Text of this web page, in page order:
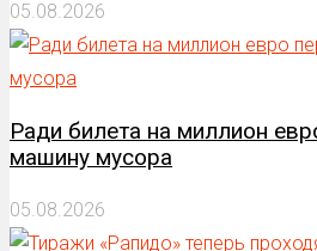
05.08.2026
Ради билета на миллион
машину мусора
05.08.2026